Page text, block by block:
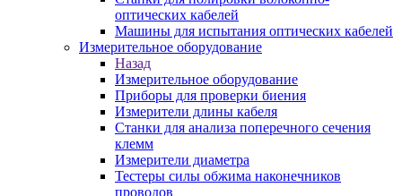
оптических кабелей
Машины для испытания оптических кабелей
Измерительное оборудование
Назад
Измерительное оборудование
Приборы для проверки биения
Измерители длины кабеля
Станки для анализа поперечного сечения
клемм
Измерители диаметра
Тестеры силы обжима наконечников
проводов